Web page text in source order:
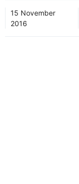
15 November
2016